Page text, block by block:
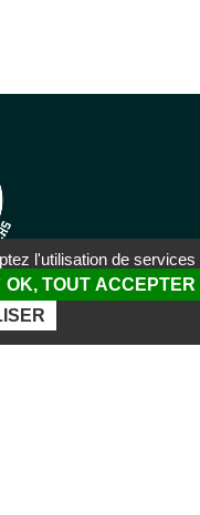
l'utilisation de services
OK, TOUT ACCEPTER